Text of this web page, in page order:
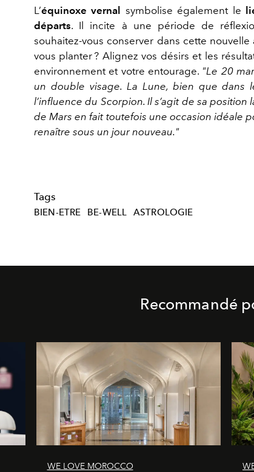
L’équinoxe vernal symbolise également le
départs. Il incite à une période de
souhaitez-vous conserver dans cette
vous planter ? Alignez vos désirs et les
environnement et votre entourage. "Le 20
un double visage. La Lune, bien que dans
l’influence du Scorpion. Il s’agit de sa
de Mars en fait toutefois une occasion idéale
renaître sous un jour nouveau."
Tags
BIEN-ETRE BE-WELL ASTROLOGIE
Recommandé
WE LOVE MOROCCO